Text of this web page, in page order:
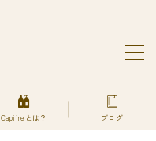
Capiireとは？ ブログ